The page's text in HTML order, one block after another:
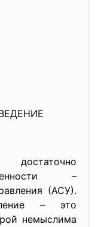
достаточно
–
(АСУ).
– это
немыслима